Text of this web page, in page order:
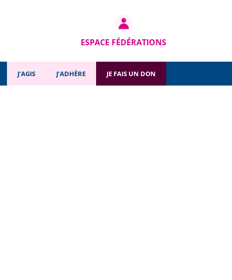
ESPACE FÉDÉRATIONS
J’AGIS J’ADHÈRE JE FAIS UN DON